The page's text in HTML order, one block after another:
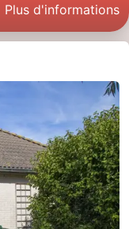
Plus d'informations